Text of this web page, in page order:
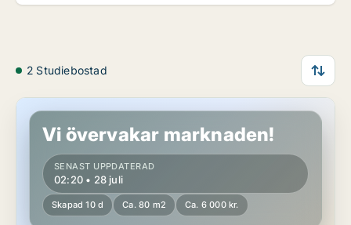
2 Studiebostad
Hus i Torsås, Söderåkra
Vi övervakar marknaden!
SENAST UPPDATERAD
02:20 • 28 juli
Skapad 10 d Ca. 80 m2 Ca. 6 000 kr.